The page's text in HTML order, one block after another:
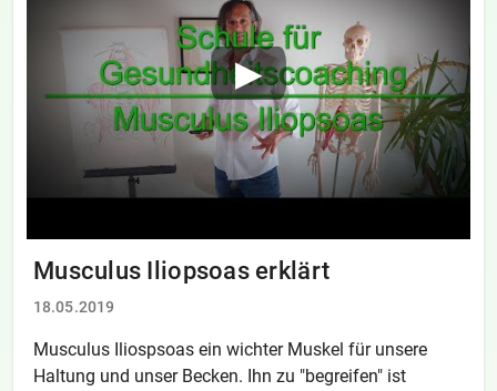
Musculus Iliopsoas erklärt
18.05.2019
Musculus Iliospsoas ein wichter Muskel für unsere
Haltung und unser Becken. Ihn zu "begreifen" ist